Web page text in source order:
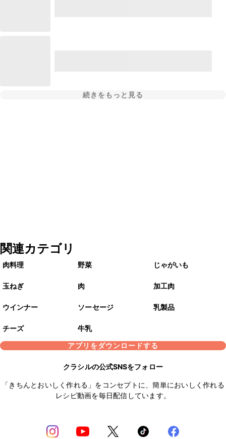
続きをもっと見る
関連カテゴリ
肉料理 野菜 じゃがいも
玉ねぎ 肉 加工肉
ウインナー ソーセージ 乳製品
チーズ
牛乳
アプリをダウンロードする
クラシルの公式SNSをフォロー
「きちんとおいしく作れる」をコンセプトに、簡単においしく作れる
レシピ動画を毎日配信しています。